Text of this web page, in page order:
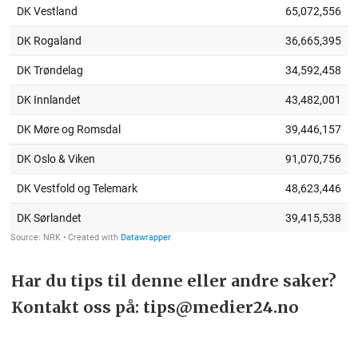
Har du tips til denne eller andre saker?
Kontakt oss på: tips@medier24.no